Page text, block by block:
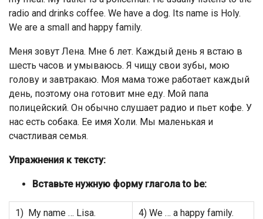
radio and drinks coffee. We have a dog. Its name is Holy.
We are a small and happy family.
Меня зовут Лена. Мне 6 лет. Каждый день я встаю в
шесть часов и умываюсь. Я чищу свои зубы, мою
голову и завтракаю. Моя мама тоже работает каждый
день, поэтому она готовит мне еду. Мой папа
полицейский. Он обычно слушает радио и пьет кофе. У
нас есть собака. Ее имя Холи. Мы маленькая и
счастливая семья.
Упражнения к тексту:
Вставьте нужную форму глагола to be:
1) My name … Lisa. 4) We … a happy family.